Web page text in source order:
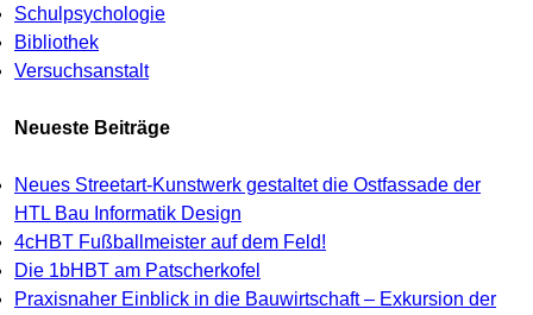
Schulpsychologie
Bibliothek
Versuchsanstalt
Neueste Beiträge
Neues Streetart-Kunstwerk gestaltet die Ostfassade der
HTL Bau Informatik Design
4cHBT Fußballmeister auf dem Feld!
Die 1bHBT am Patscherkofel
Praxisnaher Einblick in die Bauwirtschaft – Exkursion der